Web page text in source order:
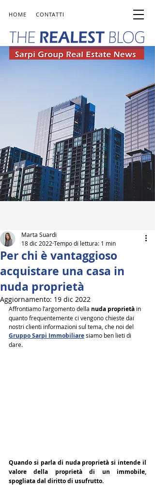
HOME CONTATTI
Per chi è vantaggioso
acquistare una casa in
nuda proprietà
Marta Suardi
18 dic 2022 Tempo di lettura: 1 min
Aggiornamento: 19 dic 2022
Affrontiamo l’argomento della nuda proprietà in
quanto frequentemente ci vengono chieste dai
nostri clienti informazioni sul tema, che noi del
Gruppo Sarpi Immobiliare siamo ben lieti di
dare.
Quando si parla di nuda proprietà si intende il
valore della proprietà di un immobile,
spogliata dal diritto di usufrutto.